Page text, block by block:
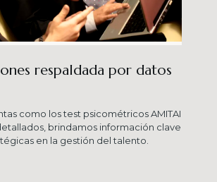
respaldada por datos
como los test psicométricos AMITAI
brindamos información clave
en la gestión del talento.